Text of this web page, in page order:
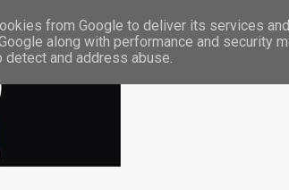
from Google to deliver its services
along with performance and security
and address abuse.